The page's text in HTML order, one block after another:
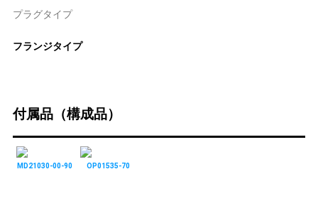
プラグタイプ
フランジタイプ
付属品（構成品）
MD21030-00-90 OP01535-70